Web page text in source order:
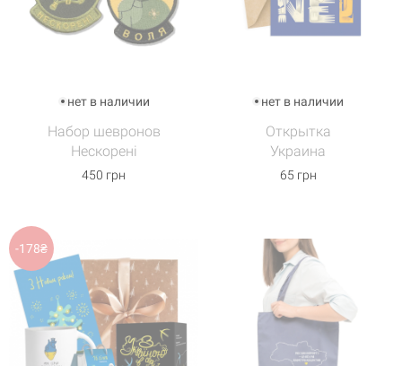
нет в наличии
Набор шевронов
Нескорені
450 грн
нет в наличии
Открытка
Украина
65 грн
-178₴